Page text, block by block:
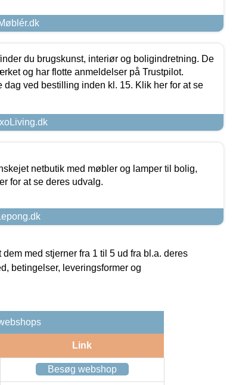
du brugskunst, interiør og boligindretning. De
og har flotte anmeldelser på Trustpilot.
dag ved bestilling inden kl. 15. Klik her for at se
netbutik med møbler og lamper til bolig,
for at se deres udvalg.
med stjerner fra 1 til 5 ud fra bl.a. deres
betingelser, leveringsformer og
Link
Besøg webshop